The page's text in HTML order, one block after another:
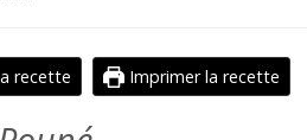
recette Imprimer la recette